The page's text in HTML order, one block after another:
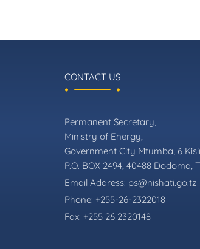
CONTACT US
Permanent Secretary,
Ministry of Energy,
Government City Mtumba, 6
P.O. BOX 2494, 40488 Dodoma,
Email Address: ps@nishati.go.tz
Phone: +255-26-2322018
Fax: +255 26 2320148